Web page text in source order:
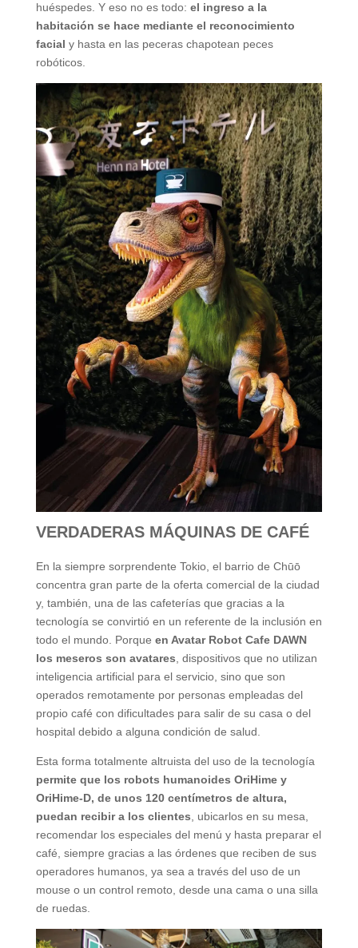
huéspedes. Y eso no es todo: el ingreso a la
habitación se hace mediante el reconocimiento
facial y hasta en las peceras chapotean peces
robóticos.
VERDADERAS MÁQUINAS DE CAFÉ
En la siempre sorprendente Tokio, el barrio de Chūō
concentra gran parte de la oferta comercial de la ciudad
y, también, una de las cafeterías que gracias a la
tecnología se convirtió en un referente de la inclusión en
todo el mundo. Porque en Avatar Robot Cafe DAWN
los meseros son avatares, dispositivos que no utilizan
inteligencia artificial para el servicio, sino que son
operados remotamente por personas empleadas del
propio café con dificultades para salir de su casa o del
hospital debido a alguna condición de salud.
Esta forma totalmente altruista del uso de la tecnología
permite que los robots humanoides OriHime y
OriHime-D, de unos 120 centímetros de altura,
puedan recibir a los clientes, ubicarlos en su mesa,
recomendar los especiales del menú y hasta preparar el
café, siempre gracias a las órdenes que reciben de sus
operadores humanos, ya sea a través del uso de un
mouse o un control remoto, desde una cama o una silla
de ruedas.